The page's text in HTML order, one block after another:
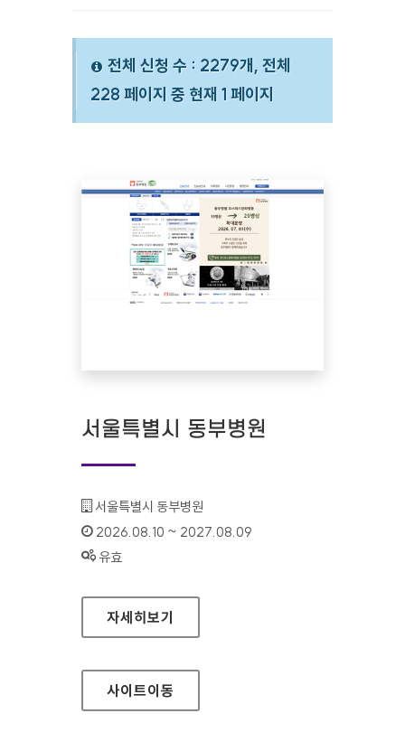
전체 신청 수 : 2279개, 전체
228 페이지 중 현재 1 페이지
서울특별시 동부병원
기관명 :
서울특별시 동부병원
인증기간 :
2026.08.10 ~ 2027.08.09
상태 :
유효
서울특별시 동부병원
자세히보기
사이트이동